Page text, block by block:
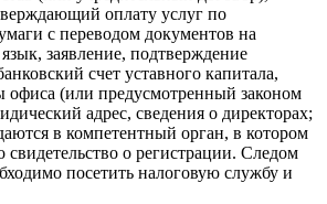
оплату услуг по
с переводом документов на
заявление, подтверждение
счет уставного капитала,
офиса (или предусмотренный законом
адрес, сведения о директорах;
в компетентный орган, в котором
о регистрации. Следом
посетить налоговую службу и